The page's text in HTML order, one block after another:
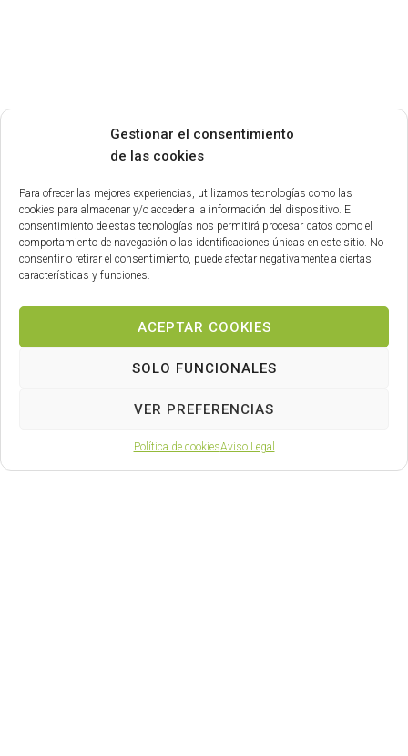
Gestionar el consentimiento
de las cookies
Para ofrecer las mejores experiencias, utilizamos tecnologías como las
cookies para almacenar y/o acceder a la información del dispositivo. El
consentimiento de estas tecnologías nos permitirá procesar datos como el
comportamiento de navegación o las identificaciones únicas en este sitio. No
consentir o retirar el consentimiento, puede afectar negativamente a ciertas
características y funciones.
ACEPTAR COOKIES
SOLO FUNCIONALES
VER PREFERENCIAS
Política de cookiesAviso Legal